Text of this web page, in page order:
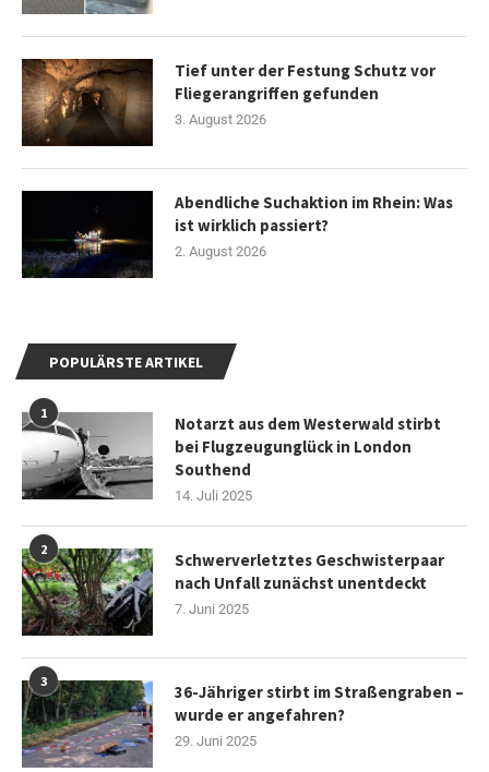
Tief unter der Festung Schutz vor
Fliegerangriffen gefunden
3. August 2026
Abendliche Suchaktion im Rhein: Was
ist wirklich passiert?
2. August 2026
POPULÄRSTE ARTIKEL
1
Notarzt aus dem Westerwald stirbt
bei Flugzeugunglück in London
Southend
14. Juli 2025
2
Schwerverletztes Geschwisterpaar
nach Unfall zunächst unentdeckt
7. Juni 2025
3
36-Jähriger stirbt im Straßengraben –
wurde er angefahren?
29. Juni 2025